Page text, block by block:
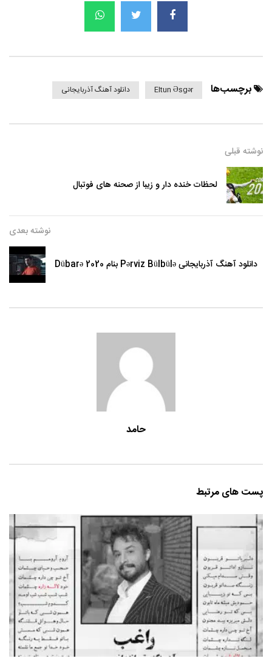
برچسب‌ها Eltun Əsgər دانلود آهنگ آذربایجانی
نوشته قبلی
لحظات خنده دار و زیبا از صحنه های فوتبال
نوشته بعدی
دانلود آهنگ آذربایجانی Pərviz Bülbülə بنام Dübarə 2020
حامد
پست های مرتبط